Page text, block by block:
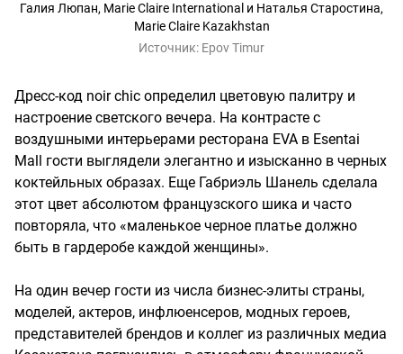
Галия Люпан, Marie Claire International и Наталья Старостина,
Marie Claire Kazakhstan
Источник: Epov Timur
Дресс-код noir chic определил цветовую палитру и
настроение светского вечера. На контрасте с
воздушными интерьерами ресторана EVA в Esentai
Mall гости выглядели элегантно и изысканно в черных
коктейльных образах. Еще Габриэль Шанель сделала
этот цвет абсолютом французского шика и часто
повторяла, что «маленькое черное платье должно
быть в гардеробе каждой женщины».
На один вечер гости из числа бизнес-элиты страны,
моделей, актеров, инфлюенсеров, модных героев,
представителей брендов и коллег из различных медиа